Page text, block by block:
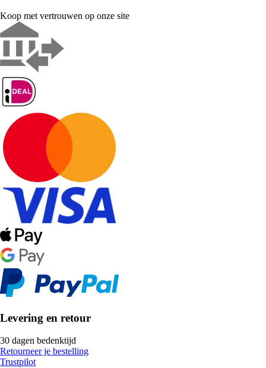
Koop met vertrouwen op onze site
Levering en retour
30 dagen bedenktijd
Retourneer je bestelling
Trustpilot